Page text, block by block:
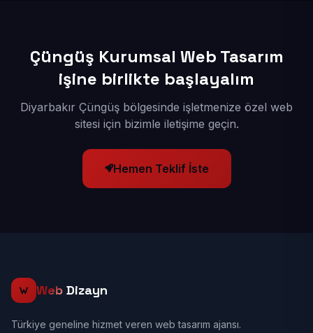
Çüngüş Kurumsal Web Tasarım
işine birlikte başlayalım
Diyarbakır Çüngüş bölgesinde işletmenize özel web
sitesi için bizimle iletişime geçin.
Hemen Teklif İste
Web Dizayn
Türkiye geneline hizmet veren web tasarım ajansı.